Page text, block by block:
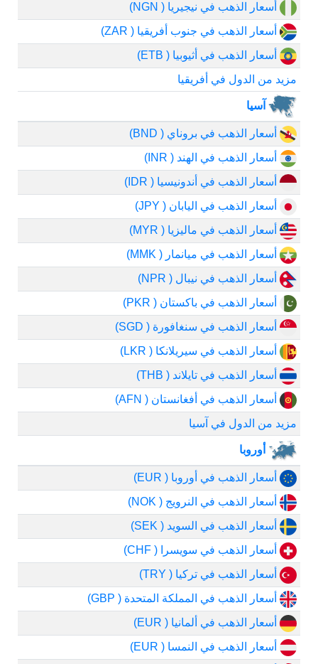
أسعار الذهب في نيجيريا ( NGN)
أسعار الذهب في جنوب أفريقيا ( ZAR)
أسعار الذهب في أثيوبيا ( ETB)
مزيد من الدول في أفريقيا
آسيا
أسعار الذهب في بروناي ( BND)
أسعار الذهب في الهند ( INR)
أسعار الذهب في أندونيسيا ( IDR)
أسعار الذهب في اليابان ( JPY)
أسعار الذهب في ماليزيا ( MYR)
أسعار الذهب في ميانمار ( MMK)
أسعار الذهب في نيبال ( NPR)
أسعار الذهب في باكستان ( PKR)
أسعار الذهب في سنغافورة ( SGD)
أسعار الذهب في سيريلانكا ( LKR)
أسعار الذهب في تايلاند ( THB)
أسعار الذهب في أفغانستان ( AFN)
مزيد من الدول في آسيا
أوروبا
أسعار الذهب في أوروبا ( EUR)
أسعار الذهب في النرويج ( NOK)
أسعار الذهب في السويد ( SEK)
أسعار الذهب في سويسرا ( CHF)
أسعار الذهب في تركيا ( TRY)
أسعار الذهب في المملكة المتحدة ( GBP)
أسعار الذهب في ألمانيا ( EUR)
أسعار الذهب في النمسا ( EUR)